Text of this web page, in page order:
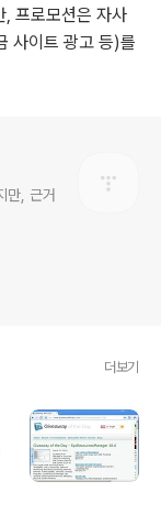
, 프로모션은 자사
사이트 광고 등)를
만, 근거
더보기